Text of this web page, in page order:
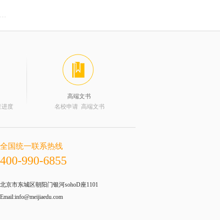
度
高端文书
名校申请 高端文书
全国统一联系热线
400-990-6855
北京市东城区朝阳门银河sohoD座1101
Email:info@meijiaedu.com